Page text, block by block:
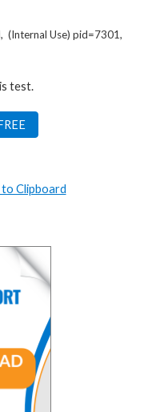
(Internal Use) pid=7301,
test.
Clipboard